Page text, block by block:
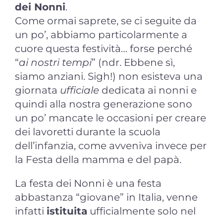
dei Nonni.
Come ormai saprete, se ci seguite da
un po’, abbiamo particolarmente a
cuore questa festività… forse perché
“ai nostri tempi” (ndr. Ebbene sì,
siamo anziani. Sigh!) non esisteva una
giornata ufficiale dedicata ai nonni e
quindi alla nostra generazione sono
un po’ mancate le occasioni per creare
dei lavoretti durante la scuola
dell’infanzia, come avveniva invece per
la Festa della mamma e del papà.
La festa dei Nonni è una festa
abbastanza “giovane” in Italia, venne
infatti istituita ufficialmente solo nel